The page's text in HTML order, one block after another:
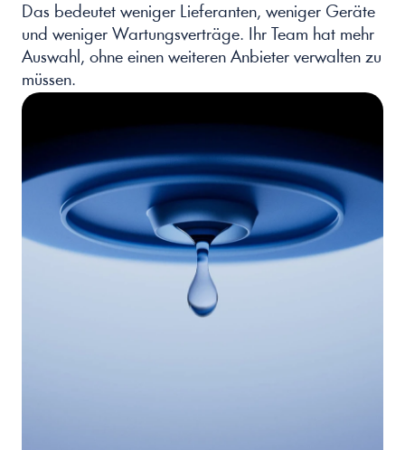
Das bedeutet weniger Lieferanten, weniger Geräte
und weniger Wartungsverträge. Ihr Team hat mehr
Auswahl, ohne einen weiteren Anbieter verwalten zu
müssen.